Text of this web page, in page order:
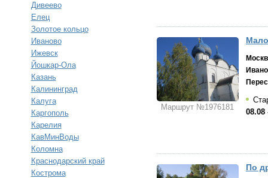
Дивеево
Елец
Золотое кольцо
Иваново
Ижевск
Йошкар-Ола
Казань
Калининград
Калуга
Каргополь
Карелия
КавМинВоды
Коломна
Краснодарский край
Кострома
Маршрут №1976181
08.08
По